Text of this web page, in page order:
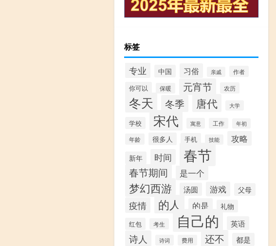
标签
专业 中国 习俗 亲戚 作者
你可以 保暖 元宵节 农历
冬天 冬季 唐代 大学
学校 宋代 寓意 工作 年初
年龄 很多人 手机 技能 攻略
新年 时间 春节
春节期间 是一个
梦幻西游 汤圆 游戏 父母
疫情 的人 的是 礼物
红包 考生 自己的 英语
诗人 诗词 费用 还不 都是